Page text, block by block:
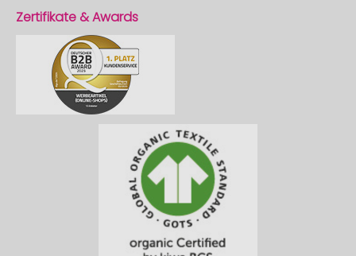
Zertifikate & Awards